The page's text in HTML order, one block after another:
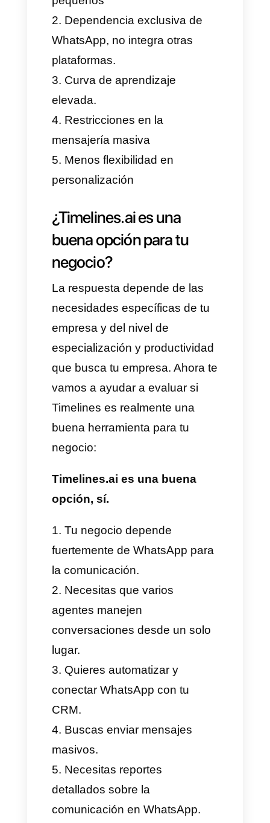
esta herramienta tiene ventajas
y desventajas, y es hora de que
las sepas y puedas evaluar si
es una herramienta para tu
negocio o si prefieres la mejor
Ventajas
Aquí están algunas de las
principales ventajas de
Timelines.ai:
Gestión centralizada de
WhatsApp
Integración con CRM y
automatización
Envío de mensajes masivos
Historial y seguimiento de
conversaciones
Respuestas automáticas
Análisis y reportes detallados
Desventajas
posibles limitaciones de
Timelines.ai:
Costo elevado para equipos
pequeños
Dependencia exclusiva de
WhatsApp, no integra otras
plataformas.
Curva de aprendizaje
elevada.